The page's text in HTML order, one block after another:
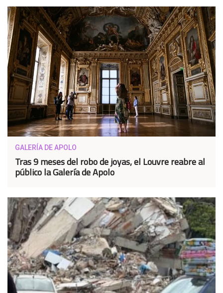
GALERÍA DE APOLO
Tras 9 meses del robo de joyas, el Louvre reabre al
público la Galería de Apolo